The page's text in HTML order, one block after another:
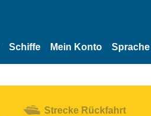
Schiffe Mein Konto Sprache
Strecke Rückfahrt